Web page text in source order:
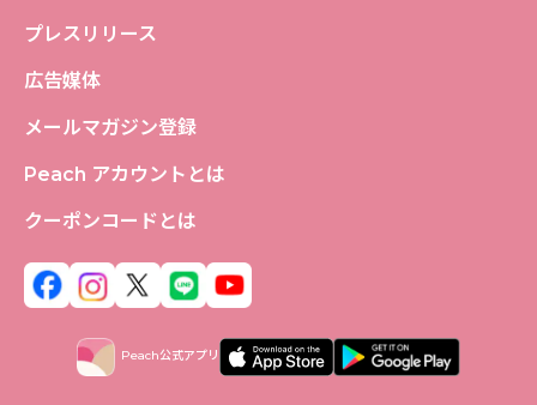
プレスリリース
広告媒体
メールマガジン登録
Peach アカウントとは
クーポンコードとは
Peach公式アプリ